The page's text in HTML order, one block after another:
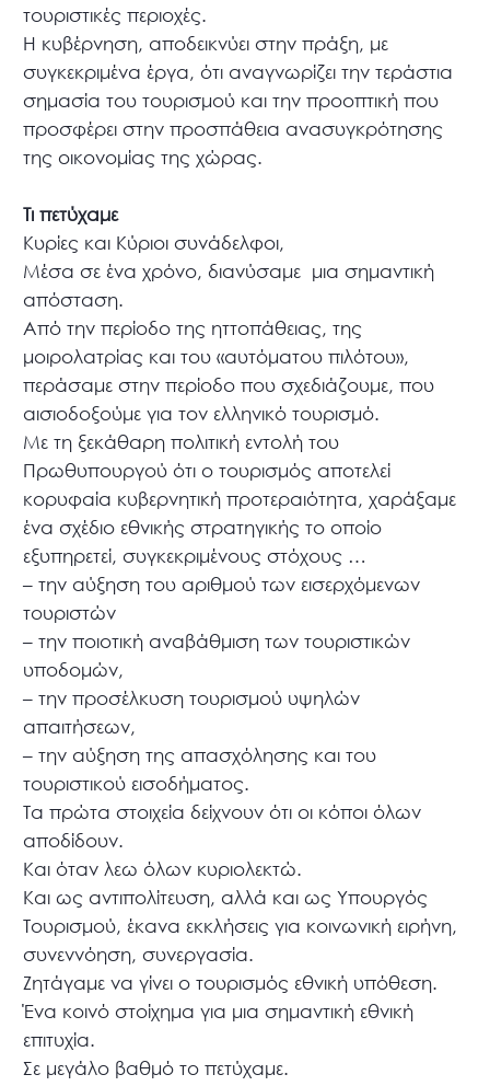
τουριστικές περιοχές.
Η κυβέρνηση, αποδεικνύει στην πράξη, με
συγκεκριμένα έργα, ότι αναγνωρίζει την τεράστια
σημασία του τουρισμού και την προοπτική που
προσφέρει στην προσπάθεια ανασυγκρότησης
της οικονομίας της χώρας.
Τι πετύχαμε
Κυρίες και Κύριοι συνάδελφοι,
Μέσα σε ένα χρόνο, διανύσαμε μια σημαντική
απόσταση.
Από την περίοδο της ηττοπάθειας, της
μοιρολατρίας και του «αυτόματου πιλότου»,
περάσαμε στην περίοδο που σχεδιάζουμε, που
αισιοδοξούμε για τον ελληνικό τουρισμό.
Με τη ξεκάθαρη πολιτική εντολή του
Πρωθυπουργού ότι ο τουρισμός αποτελεί
κορυφαία κυβερνητική προτεραιότητα, χαράξαμε
ένα σχέδιο εθνικής στρατηγικής το οποίο
εξυπηρετεί, συγκεκριμένους στόχους …
– την αύξηση του αριθμού των εισερχόμενων
τουριστών
– την ποιοτική αναβάθμιση των τουριστικών
υποδομών,
– την προσέλκυση τουρισμού υψηλών
απαιτήσεων,
– την αύξηση της απασχόλησης και του
τουριστικού εισοδήματος.
Τα πρώτα στοιχεία δείχνουν ότι οι κόποι όλων
αποδίδουν.
Και όταν λεω όλων κυριολεκτώ.
Και ως αντιπολίτευση, αλλά και ως Υπουργός
Τουρισμού, έκανα εκκλήσεις για κοινωνική ειρήνη,
συνεννόηση, συνεργασία.
Ζητάγαμε να γίνει ο τουρισμός εθνική υπόθεση.
Ένα κοινό στοίχημα για μια σημαντική εθνική
επιτυχία.
Σε μεγάλο βαθμό το πετύχαμε.